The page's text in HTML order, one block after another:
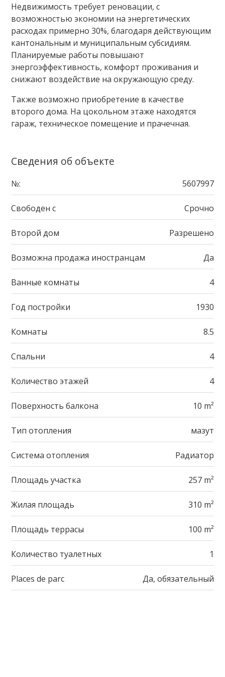
Недвижимость требует реновации, с
возможностьюэкономии на энергетических
расходах примерно 30%, благодаря действующим
кантональным и муниципальным субсидиям.
Планируемые работы повышают
энергоэффективность, комфорт проживания и
снижают воздействие на окружающую среду.
Также возможно приобретение в качестве
второго дома. На цокольном этаже находятся
гараж, техническое помещение и прачечная.
Сведения об объекте
№: 5607997
Свободен с Срочно
Второй дом Разрешено
Возможна продажа иностранцам Да
Ванные комнаты 4
Год постройки 1930
Комнаты 8.5
Спальни 4
Количество этажей 4
Поверхность балкона 10 m²
Тип отопления мазут
Система отопления Радиатор
Площадь участка 257 m²
Жилая площадь 310 m²
Площадь террасы 100 m²
Количество туалетных 1
Places de parc Да, обязательный